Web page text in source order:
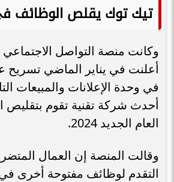
تيك توك يقلص الوظائف في
وكانت منصة التواصل
أعلنت في يناير الماضي تسريح
في وحدة الإعلانات والمبيعات
أحدث شركة تقنية تقوم
العام الجديد 2024.
وقالت المنصة إن العمال
التقدم لوظائف مفتوحة أخرى